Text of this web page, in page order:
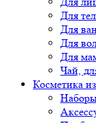
Для
Для
Для
Для
Чай,
Косметика